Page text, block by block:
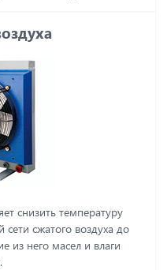
снизить температуру
сжатого воздуха до
из него масел и влаги